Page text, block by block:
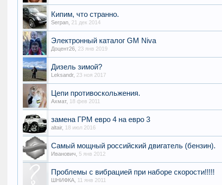
Кипим, что странно.
Serpan, 21 дек 2014
Электронный каталог GM Niva
Доцент26, 23 янв 2019
Дизель зимой?
Leksandr, 23 ноя 2017
Цепи противоскольжения.
Ахмат, 18 фев 2011
замена ГРМ евро 4 на евро 3
altair, 18 июл 2016
Самый мощный российский двигатель (бензин).
Иванович 5 янв 2012
Проблемы с вибрацией при наборе скорости!!!!!
ШНИФКА, 11 янв 2011